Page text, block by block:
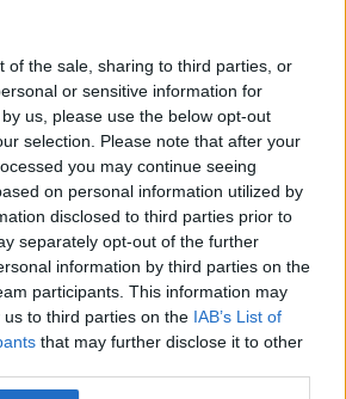
of the sale, sharing to third parties, or
or sensitive information for
us, please use the below opt-out
selection. Please note that after your
you may continue seeing
on personal information utilized by
disclosed to third parties prior to
separately opt-out of the further
information by third parties on the
participants. This information may
to third parties on the IAB’s List of
that may further disclose it to other
INTERNATIONAL
pe Flancul Estic. Forțele
Bulgaria și Spania își
sub comanda NATO